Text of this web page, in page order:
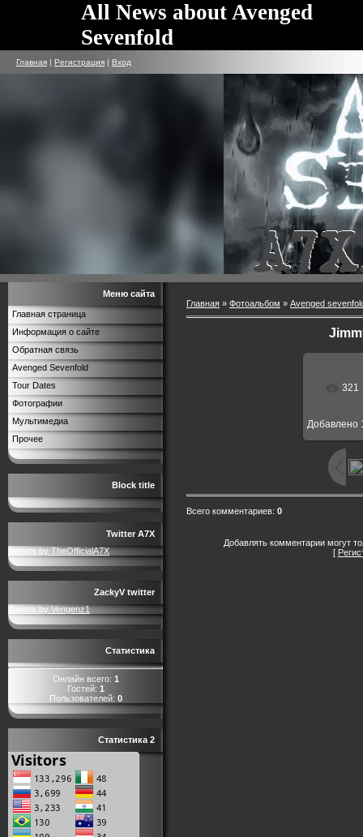
All News about Avenged
Sevenfold
Главная | Регистрация | Вход
Меню сайта
Главная страница
Информация о сайте
Обратная связь
Avenged Sevenfold
Tour Dates
Фотографии
Мультимедиа
Прочее
Block title
Twitter A7X
Tweets by TheOfficialA7X
ZackyV twitter
Tweets by Vengenz1
Статистика
Онлайн всего: 1
Гостей: 1
Пользователей: 0
Статистика 2
Главная » Фотоальбом » Avenged
321
Добавлено
Всего комментариев: 0
Добавлять комментарии могут
[